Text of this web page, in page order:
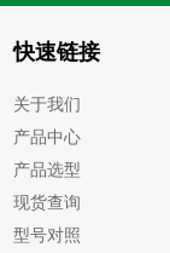
快速链接
关于我们
产品中心
产品选型
现货查询
型号对照